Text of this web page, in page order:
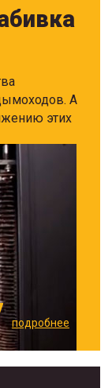
А
этих
подробнее